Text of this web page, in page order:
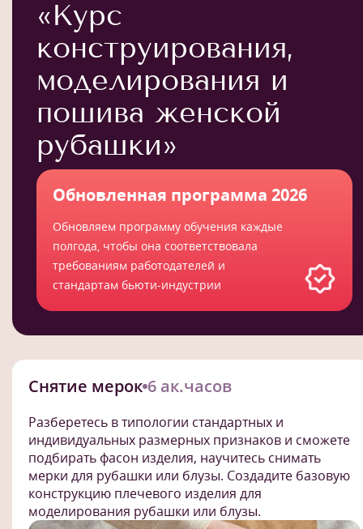
«Курс
конструирования,
моделирования и
пошива женской
рубашки»
Обновленная программа 2026
Обновляем программу обучения каждые
полгода, чтобы она соответствовала
требованиям работодателей и
стандартам бьюти-индустрии
Снятие мерок 6 ак.часов
Разберетесь в типологии стандартных и
индивидуальных размерных признаков и сможете
подбирать фасон изделия, научитесь снимать
мерки для рубашки или блузы. Создадите базовую
конструкцию плечевого изделия для
моделирования рубашки или блузы.